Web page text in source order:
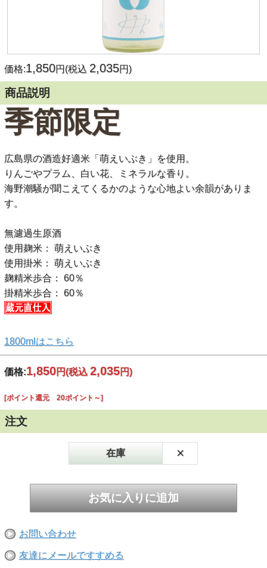
価格:1,850円(税込 2,035円)
商品説明
季節限定
広島県の酒造好適米「萌えいぶき」を使用。
りんごやプラム、白い花、ミネラルな香り。
海野潮騒が聞こえてくるかのような心地よい余韻がありま
す。
無濾過生原酒
使用麹米： 萌えいぶき
使用掛米： 萌えいぶき
麹精米歩合： 60％
掛精米歩合： 60％
1800mlはこちら
価格:1,850円(税込 2,035円)
[ポイント還元 20ポイント～]
注文
在庫 ×
お問い合わせ
友達にメールですすめる